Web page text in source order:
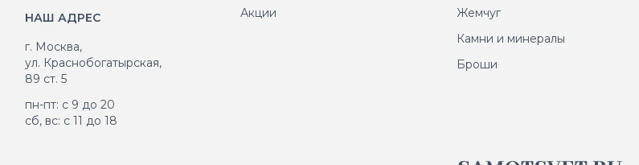
НАШ АДРЕС
г. Москва,
ул. Краснобогатырская,
89 ст. 5
пн-пт: с 9 до 20
сб, вс: с 11 до 18
Акции
Жемчуг
Камни и минералы
Броши